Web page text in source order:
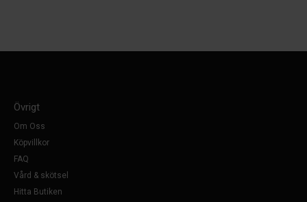
Övrigt
Om Oss
Köpvillkor
FAQ
Vård & skötsel
Hitta Butiken